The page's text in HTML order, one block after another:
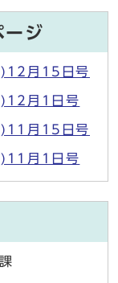
ージ
月15日号
月1日号
月15日号
月1日号